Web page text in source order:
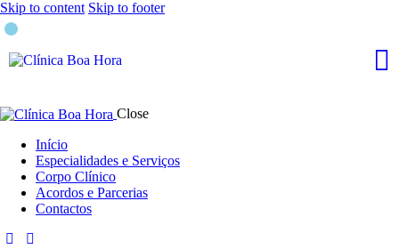
Skip to content Skip to footer
Close
Início
Especialidades e Serviços
Corpo Clínico
Acordos e Parcerias
Contactos